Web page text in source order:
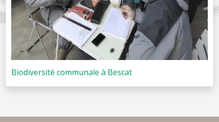
Biodiversité communale à Bescat